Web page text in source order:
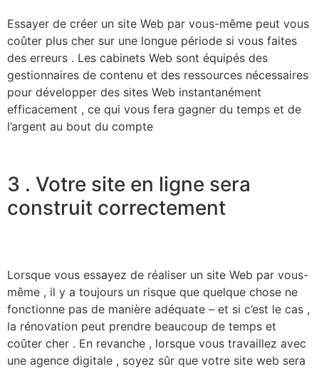
Essayer de créer un site Web par vous-même peut vous
coûter plus cher sur une longue période si vous faites
des erreurs . Les cabinets Web sont équipés des
gestionnaires de contenu et des ressources nécessaires
pour développer des sites Web instantanément
efficacement , ce qui vous fera gagner du temps et de
l’argent au bout du compte
3 . Votre site en ligne sera
construit correctement
Lorsque vous essayez de réaliser un site Web par vous-
même , il y a toujours un risque que quelque chose ne
fonctionne pas de manière adéquate – et si c’est le cas ,
la rénovation peut prendre beaucoup de temps et
coûter cher . En revanche , lorsque vous travaillez avec
une agence digitale , soyez sûr que votre site web sera